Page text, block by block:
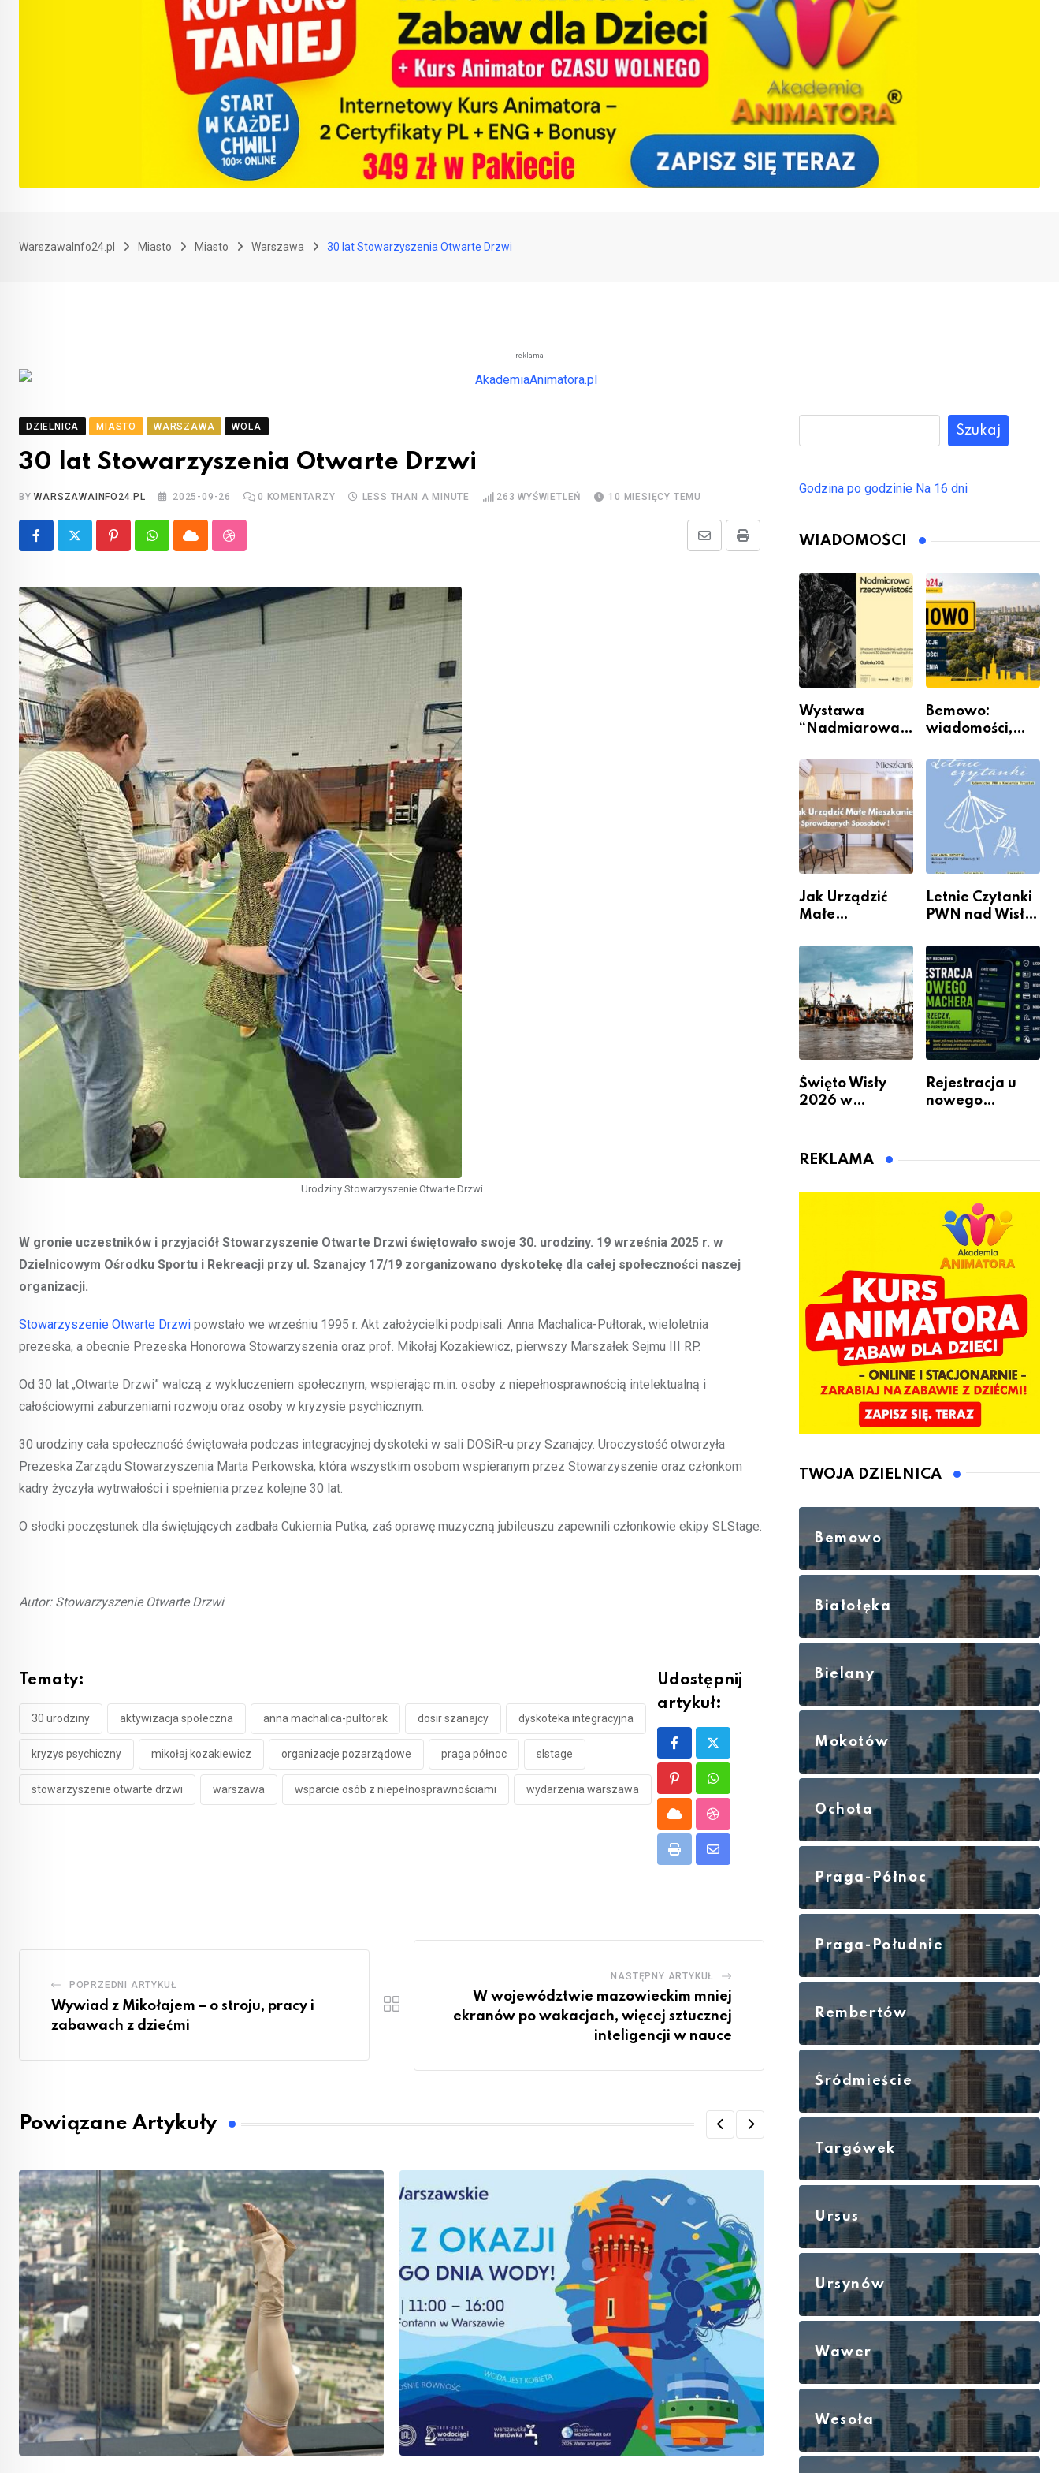
WarszawaInfo24.pl Miasto Miasto Warszawa 30 lat Stowarzyszenia Otwarte Drzwi
reklama
DZIELNICA MIASTO WARSZAWA WOLA
30 lat Stowarzyszenia Otwarte Drzwi
BYWARSZAWAINFO24.PL 2025-09-26 0 KOMENTARZY LESS THAN A MINUTE 263 WYŚWIETLEŃ 10 MIESIĘCY TEMU
PinterestWhatsappCloud StumbleUpon Print
Share
Urodziny Stowarzyszenie Otwarte Drzwi
W gronie uczestników i przyjaciół Stowarzyszenie Otwarte Drzwi świętowało swoje 30. urodziny. 19 września 2025 r. w
Dzielnicowym Ośrodku Sportu i Rekreacji przy ul. Szanajcy 17/19 zorganizowano dyskotekę dla całej społeczności naszej
organizacji.
Stowarzyszenie Otwarte Drzwi powstało we wrześniu 1995 r. Akt założycielki podpisali: Anna Machalica-Pułtorak, wieloletnia
prezeska, a obecnie Prezeska Honorowa Stowarzyszenia oraz prof. Mikołaj Kozakiewicz, pierwszy Marszałek Sejmu III RP.
Od 30 lat „Otwarte Drzwi” walczą z wykluczeniem społecznym, wspierając m.in. osoby z niepełnosprawnością intelektualną i
całościowymi zaburzeniami rozwoju oraz osoby w kryzysie psychicznym.
30 urodziny cała społeczność świętowała podczas integracyjnej dyskoteki w sali DOSiR-u przy Szanajcy. Uroczystość otworzyła
Prezeska Zarządu Stowarzyszenia Marta Perkowska, która wszystkim osobom wspieranym przez Stowarzyszenie oraz członkom
kadry życzyła wytrwałości i spełnienia przez kolejne 30 lat.
O słodki poczęstunek dla świętujących zadbała Cukiernia Putka, zaś oprawę muzyczną jubileuszu zapewnili członkowie ekipy SLStage.
Autor: Stowarzyszenie Otwarte Drzwi
Tematy:
30 urodziny aktywizacja społeczna anna machalica-pułtorak dosir szanajcy dyskoteka integracyjna
kryzys psychiczny mikołaj kozakiewicz organizacje pozarządowe praga północ slstage
stowarzyszenie otwarte drzwi warszawa wsparcie osób z niepełnosprawnościami wydarzenia warszawa
Udostępnij
artykuł:
PinterestWhatsapp
Cloud StumbleUpon
Print
Share
POPRZEDNI ARTYKUŁ
Wywiad z Mikołajem – o stroju, pracy i
zabawach z dziećmi
NASTĘPNY ARTYKUŁ
W województwie mazowieckim mniej
ekranów po wakacjach, więcej sztucznej
inteligencji w nauce
Powiązane Artykuły
Szukaj
Godzina po godzinie Na 16 dni
WIADOMOŚCI
Wystawa
“Nadmiarowa
w Galerii XX1
Bemowo:
wiadomości,
wydarzenia z
dzielnicy
Jak Urządzić
Małe
Sposobów Na
Więcej
Przestrzeni Bez
Kosztownego
Remontu
Letnie Czytanki
PWN nad Wisłą.
książką, kawą i
chwilą dla
siebie
Święto Wisły
2026 w
się będzie działo
Rejestracja u
nowego
wpłatą
REKLAMA
TWOJA DZIELNICA
Bemowo
Białołęka
Bielany
Mokotów
Ochota
Praga-Północ
Praga-Południe
Rembertów
Śródmieście
Targówek
Ursus
Ursynów
Wawer
Wesoła